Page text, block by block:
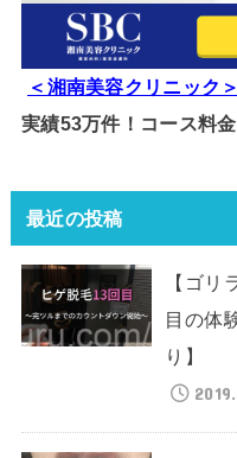
＜湘南美容クリニック＞
実績53万件！コース料
最近の投稿
【ゴリ
目の体
り】